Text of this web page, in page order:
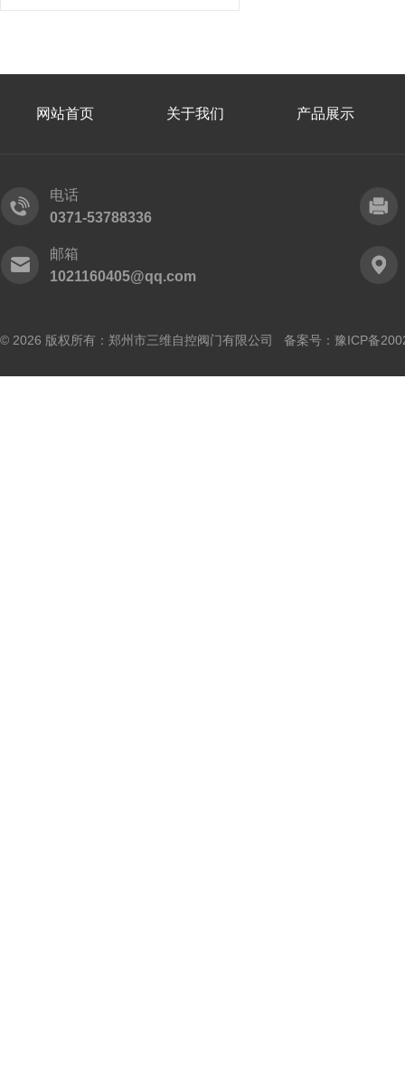
网站首页 关于我们 产品展示
电话
0371-53788336
邮箱
1021160405@qq.com
© 2026 版权所有：郑州市三维自控阀门有限公司 备案号： 豫ICP备